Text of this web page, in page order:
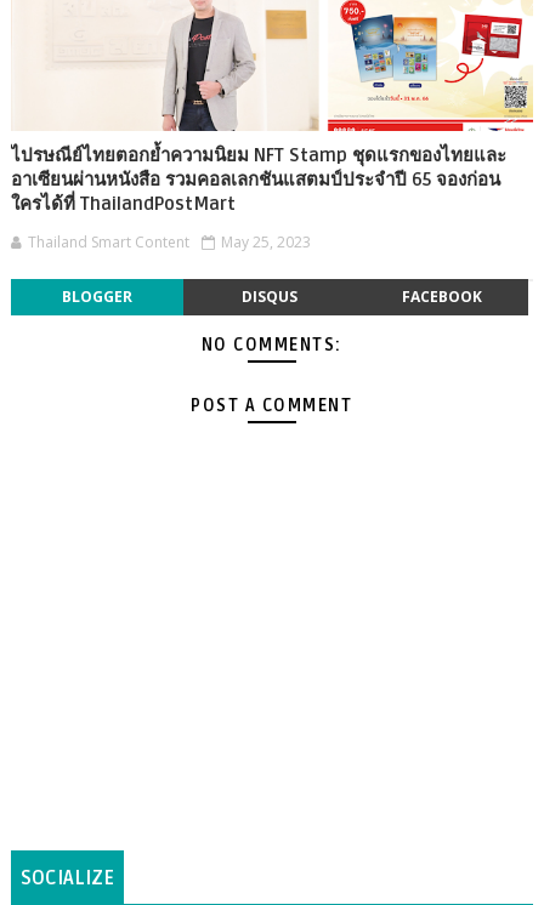
ไปรษณีย์ไทยตอกย้ำความนิยม NFT Stamp ชุดแรกของไทยและ
อาเซียนผ่านหนังสือ รวมคอลเลกชันแสตมป์ประจำปี 65 จองก่อน
ใครได้ที่ ThailandPostMart
Thailand Smart Content May 25, 2023
BLOGGER DISQUS FACEBOOK
NO COMMENTS:
POST A COMMENT
SOCIALIZE